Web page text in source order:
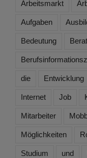
Arbeitsmarkt
Aufgaben
Bedeutung
die Entwicklung
Internet Job
Mitarbeiter
Möglichkeiten
Studium und